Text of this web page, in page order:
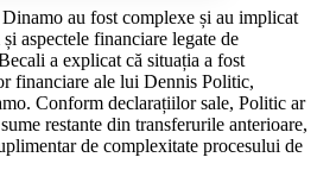
au fost complexe și au implicat
aspectele financiare legate de
a explicat că situația a fost
financiare ale lui Dennis Politic,
Conform declarațiilor sale, Politic ar
restante din transferurile anterioare,
de complexitate procesului de